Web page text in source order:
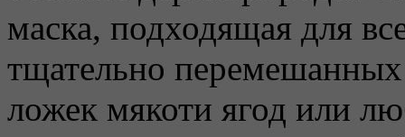
маска, подходящая для
тщательно
ложек мякоти ягод или